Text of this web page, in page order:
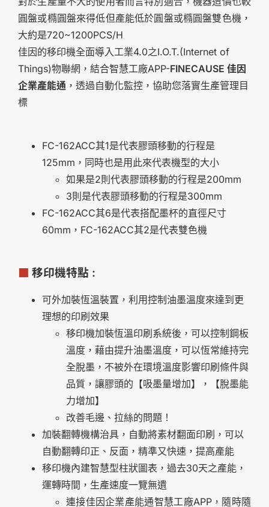
圓盤或橢圓盤來得低但產能低於圓盤或橢圓盤雙色機，
大約是720~1200PCS/H
佳因的移印機全面導入工業4.0之I.O.T.(Internet of
Things)物聯網，結合智慧工廠APP-FINECAUSE 佳因
企業產能通 ，透過自動化監控，協助您落實生產管理目
標
FC-162ACC其1是代表膠頭移動的行程是
125mm，同時也是用此來代表機型的大小
如果是2則代表膠頭移動的行程是200mm
3則是代表膠頭移動的行程是300mm
FC-162ACC其6是代表搭配墨杯的直徑尺寸
60mm，FC-162ACC其2是代表雙色機
■ 移印機特點 :
可外加裝恆溫裝置，利用控制油墨溫度來達到更
理想的印刷效果
移印機加裝恆溫印刷系統後，可以控制鋼板
溫度，藉由提升油墨溫度，可以恆常維持完
全脫墨，不被外在環境溫度影響印刷條件與
品質，讓膠頭的【吸墨量增加】，【脫墨能
力增加】
改善毛邊、拉絲的問題！
加裝翻轉機構治具，自動將素材翻面印刷，可以
自動翻轉印正、反面，精準又快速，提高產能
移印機內建智慧型柱狀圖表，過去30天之產能，
運轉時間，生產速度一覽無遺
連接佳因企業產能通智慧工廠APP，隨時隨